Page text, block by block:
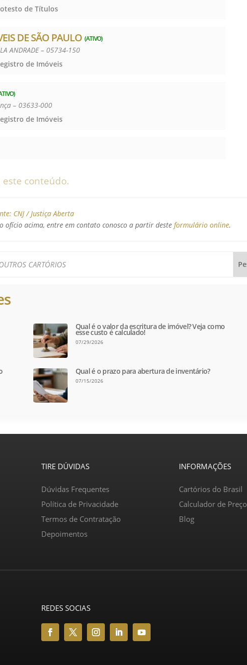
de Títulos
DE SÃO PAULO (ATIVO)
ANDRADE – 05734-150
de Imóveis
– 03633-000
de Imóveis
conteúdo.
CNJ / Justiça Aberta
ofício acima, entre em contato conosco a partir deste formulário online.
Qual é o valor da escritura de imóvel? Veja como
esse custo é calculado!
07/29/2026
Qual é o prazo para abertura de inventário?
07/15/2026
TIRE DÚVIDAS
Dúvidas Frequentes
Política de Privacidade
Termos de Contratação
Depoimentos
INFORMAÇÕES
Cartórios do Brasil
Calculador de Preço
Blog
REDES SOCIAS